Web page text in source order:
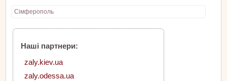
Сімферополь
Наші партнери:
zaly.kiev.ua
zaly.odessa.ua